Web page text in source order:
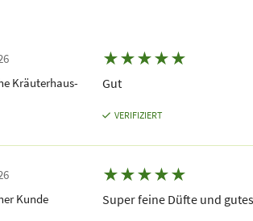
Kräuterhaus-
★★★★★
Gut
VERIFIZIERT
Kunde
★★★★★
Super feine Düfte und